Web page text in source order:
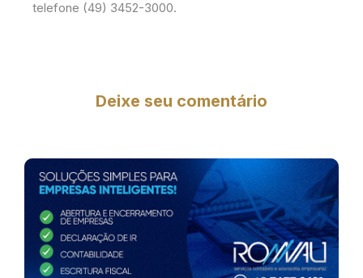
telefone (49) 3452-3000.
Deixe seu comentário